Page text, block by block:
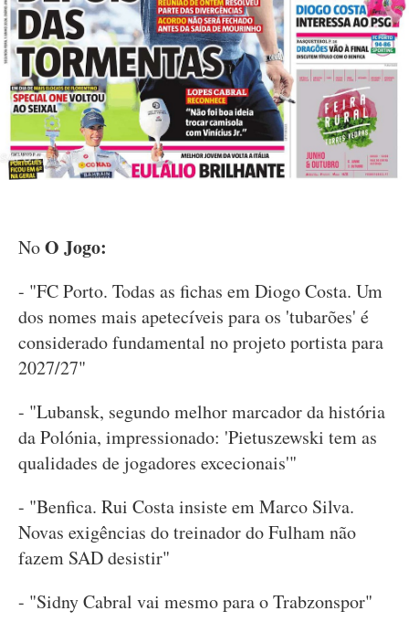
NoO Jogo:
- "FC Porto. Todas as fichas em Diogo Costa. Um
dos nomes mais apetecíveis para os 'tubarões' é
considerado fundamental no projeto portista para
2027/27"
- "Lubansk, segundo melhor marcador da história
da Polónia, impressionado: 'Pietuszewski tem as
qualidades de jogadores excecionais'"
- "Benfica. Rui Costa insiste em Marco Silva.
Novas exigências do treinador do Fulham não
fazem SAD desistir"
- "Sidny Cabral vai mesmo para o Trabzonspor"